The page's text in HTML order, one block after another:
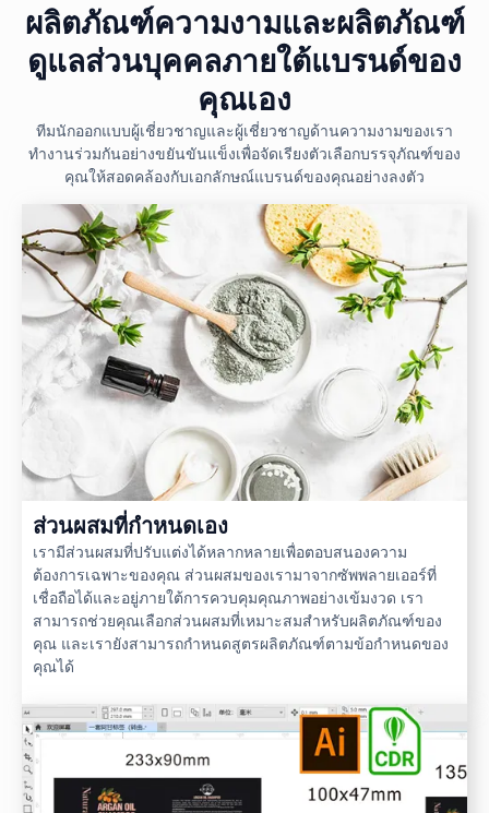
ผลิตภัณฑ์ความงามและผลิตภัณฑ์
ดูแลส่วนบุคคลภายใต้แบรนด์ของ
คุณเอง
ทีมนักออกแบบผู้เชี่ยวชาญและผู้เชี่ยวชาญด้านความงามของเรา
ทำงานร่วมกันอย่างขยันขันแข็งเพื่อจัดเรียงตัวเลือกบรรจุภัณฑ์ของ
คุณให้สอดคล้องกับเอกลักษณ์แบรนด์ของคุณอย่างลงตัว
ส่วนผสมที่กำหนดเอง
เรามีส่วนผสมที่ปรับแต่งได้หลากหลายเพื่อตอบสนองความ
ต้องการเฉพาะของคุณ ส่วนผสมของเรามาจากซัพพลายเออร์ที่
เชื่อถือได้และอยู่ภายใต้การควบคุมคุณภาพอย่างเข้มงวด เรา
สามารถช่วยคุณเลือกส่วนผสมที่เหมาะสมสำหรับผลิตภัณฑ์ของ
คุณ และเรายังสามารถกำหนดสูตรผลิตภัณฑ์ตามข้อกำหนดของ
คุณได้